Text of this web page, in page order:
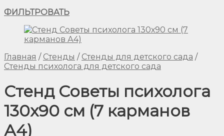
ФИЛЬТРОВАТЬ
Главная / Стенды / Стенды для детского сада /
Стенды психолога для детского сада
Стенд Советы психолога
130х90 см (7 карманов
А4)